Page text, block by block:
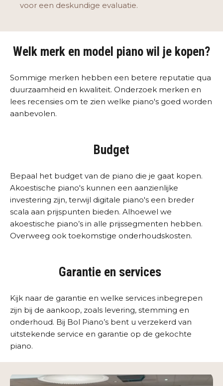
voor een deskundige evaluatie.
Welk merk en model piano wil je kopen?
Sommige merken hebben een betere reputatie qua
duurzaamheid en kwaliteit. Onderzoek merken en
lees recensies om te zien welke piano's goed worden
aanbevolen.
Budget
Bepaal het budget van de piano die je gaat kopen.
Akoestische piano's kunnen een aanzienlijke
investering zijn, terwijl digitale piano's een breder
scala aan prijspunten bieden. Alhoewel we
akoestische piano’s in alle prijssegmenten hebben.
Overweeg ook toekomstige onderhoudskosten.
Garantie en services
Kijk naar de garantie en welke services inbegrepen
zijn bij de aankoop, zoals levering, stemming en
onderhoud. Bij Bol Piano’s bent u verzekerd van
uitstekende service en garantie op de gekochte
piano.